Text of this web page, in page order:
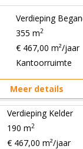
Verdieping
355 m2
€ 467,00 m²/jaar
Kantoorruimte
Meer details
Verdieping Kelder
190 m2
€ 467,00 m²/jaar